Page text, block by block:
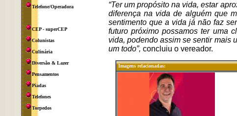
Telefone/Operadora
CEP - superCEP
Colunistas
Culinária
Diversão & Lazer
Pensamentos
Piadas
Telefones
Torpedos
“Ter um propósito na vida, estar
diferença na vida de alguém que
sentimento que a vida já não faz
futuro próximo possamos ter uma
vida, podendo assim se sentir mais
um todo”, concluiu o vereador.
Imagens relacionadas: